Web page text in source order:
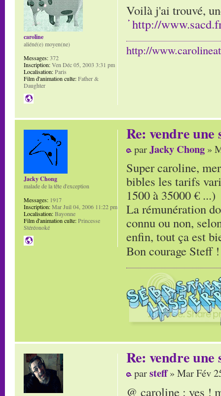
Voilà j'ai trouvé,
http://
http://
caroline
aliéné(e) moyen(ne)
Messages:372
Inscription:Ven Déc 05, 2003 3:31 pm
Localisation:Paris
Film d'animation culte:Father &
Daughter
Re: vendre une
parJacky Chong »
Super caroline,
bibles les tarifs
1500 à 35000 € ...)
La rémunération
connu ou non,
enfin, tout ça est
Bon courage Steff
Jacky Chong
malade de la tête d'exception
Messages: 1917
Inscription:Mar Juil 04, 2006 11:22 pm
Localisation:Bayonne
Film d'animation culte:Princesse
Stéréonoké
Re: vendre une
parsteff» Mar Fév
@ caroline : yes !